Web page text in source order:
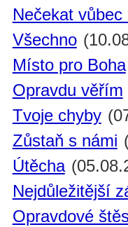
Nečekat vůbec
Všechno
Místo pro Boha
Opravdu věřím
Tvoje chyby
Zůstaň s námi
Útěcha
Nejdůležitější
Opravdové